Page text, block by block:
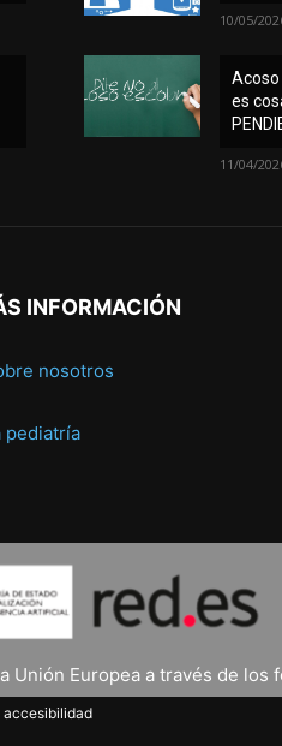
10/05/
Acoso
es
11/04/
INFORMACIÓN
nosotros
pediatría
Unión Europea a través de
accesibilidad